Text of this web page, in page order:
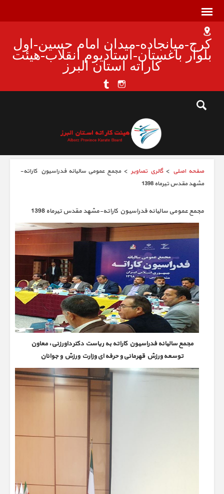
کرج-میانجاده-میدان امام حسین-اول
بلوار باغستان-استادیوم انقلاب-هیئت
کاراته استان البرز
صفحه اصلی >گالري تصاوير > مجمع عمومی سالیانه فدراسیون کاراته-
مشهد مقدس تیرماه 1398
مجمع عمومی سالیانه فدراسیون کاراته-مشهد مقدس تیرماه 1398
مجمع سالیانه فدراسیون کاراته به ریاست دکتر داورزنی، معاون
توسعه ورزش قهرمانی و حرفه ای وزارت ورزش و جوانان